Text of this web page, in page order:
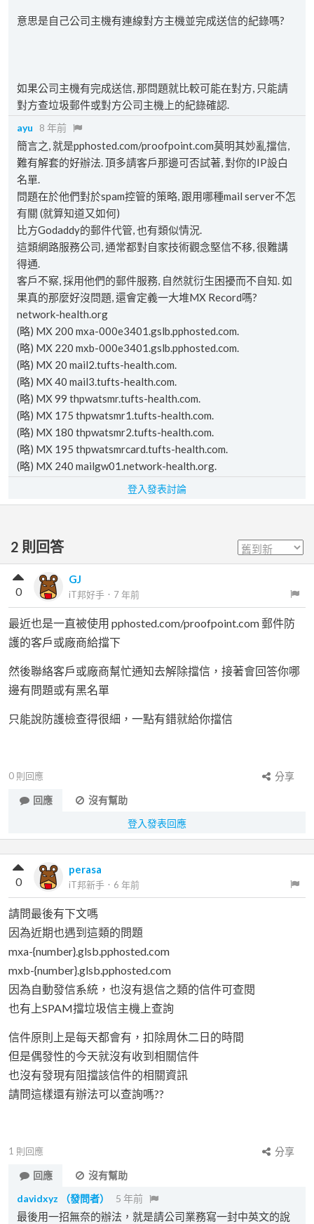
意思是自己公司主機有連線對方主機並完成送信的紀錄嗎?
如果公司主機有完成送信, 那問題就比較可能在對方, 只能請
對方查垃圾郵件或對方公司主機上的紀錄確認.
ayu 8 年前
簡言之, 就是pphosted.com/proofpoint.com莫明其妙亂擋信,
難有解套的好辦法. 頂多請客戶那邊可否試著, 對你的IP設白
名單.
問題在於他們對於spam控管的策略, 跟用哪種mail server不怎
有關 (就算知道又如何)
比方Godaddy的郵件代管, 也有類似情況.
這類網路服務公司, 通常都對自家技術觀念堅信不移, 很難講
得通.
客戶不察, 採用他們的郵件服務, 自然就衍生困擾而不自知. 如
果真的那麼好沒問題, 還會定義一大堆MX Record嗎?
network-health.org
(略) MX 200 mxa-000e3401.gslb.pphosted.com.
(略) MX 220 mxb-000e3401.gslb.pphosted.com.
(略) MX 20 mail2.tufts-health.com.
(略) MX 40 mail3.tufts-health.com.
(略) MX 99 thpwatsmr.tufts-health.com.
(略) MX 175 thpwatsmr1.tufts-health.com.
(略) MX 180 thpwatsmr2.tufts-health.com.
(略) MX 195 thpwatsmrcard.tufts-health.com.
(略) MX 240 mailgw01.network-health.org.
登入發表討論
2 則回答
GJ
iT邦好手 ． 7 年前
0
最近也是一直被使用 pphosted.com/proofpoint.com 郵件防
護的客戶或廠商給擋下
然後聯絡客戶或廠商幫忙通知去解除擋信，接著會回答你哪
邊有問題或有黑名單
只能說防護檢查得很細，一點有錯就給你擋信
0 則回應
分享
回應
沒有幫助
登入發表回應
perasa
iT邦新手 ． 6 年前
0
請問最後有下文嗎
因為近期也遇到這類的問題
mxa-{number}.glsb.pphosted.com
mxb-{number}.glsb.pphosted.com
因為自動發信系統，也沒有退信之類的信件可查閱
也有上SPAM擋垃圾信主機上查詢
信件原則上是每天都會有，扣除周休二日的時間
但是偶發性的今天就沒有收到相關信件
也沒有發現有阻擋該信件的相關資訊
請問這樣還有辦法可以查詢嗎??
1 則回應
分享
回應
沒有幫助
davidxyz
（發問者） 5 年前
最後用一招無奈的辦法，就是請公司業務寫一封中英文的說